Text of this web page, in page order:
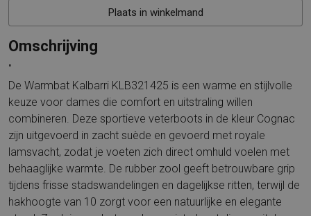
Plaats in winkelmand
Omschrijving
"
De Warmbat Kalbarri KLB321425 is een warme en stijlvolle
keuze voor dames die comfort en uitstraling willen
combineren. Deze sportieve veterboots in de kleur Cognac
zijn uitgevoerd in zacht suède en gevoerd met royale
lamsvacht, zodat je voeten zich direct omhuld voelen met
behaaglijke warmte. De rubber zool geeft betrouwbare grip
tijdens frisse stadswandelingen en dagelijkse ritten, terwijl de
hakhoogte van 10 zorgt voor een natuurlijke en elegante